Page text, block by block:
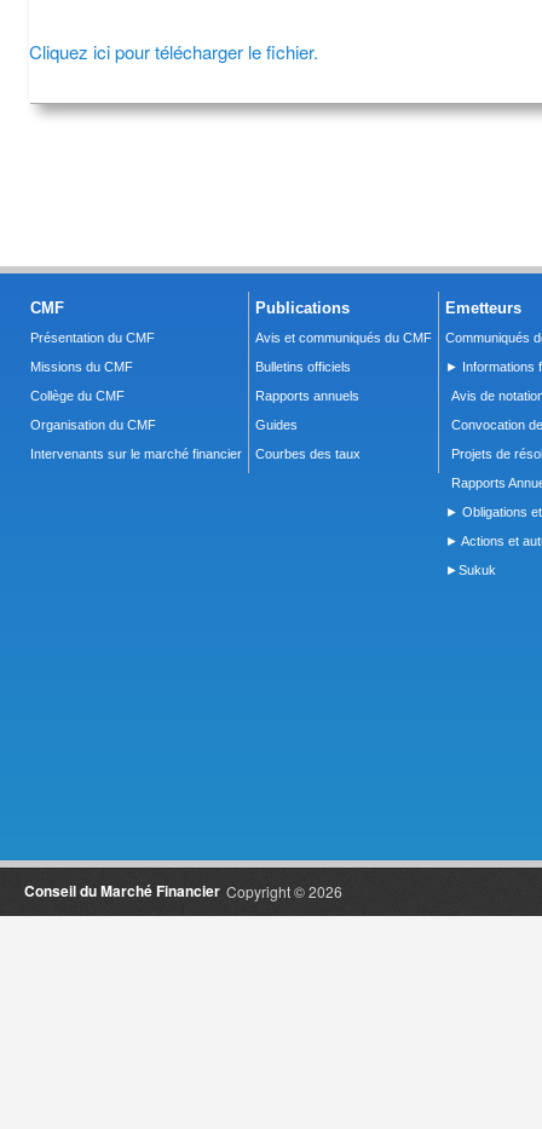
Cliquez ici pour télécharger le fichier.
CMF
Présentation du CMF
Missions du CMF
Collège du CMF
Organisation du CMF
Intervenants sur le marché financier
Publications
Avis et communiqués du CMF
Bulletins officiels
Rapports annuels
Guides
Courbes des taux
Emetteurs
Communiqués
► Informations
Avis de
Convocation
Projets de
Rapports
► Obligations
► Actions et
►Sukuk
Copyright © 2026
Conseil du Marché Financier